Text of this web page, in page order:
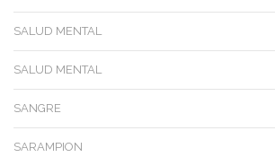
SALUD MENTAL
SALUD MENTAL
SANGRE
SARAMPION